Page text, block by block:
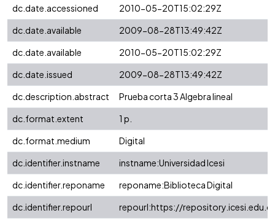
dc.date.accessioned
2010-05-20T15:02:29Z
dc.date.available
2009-08-28T13:49:42Z
dc.date.available
2010-05-20T15:02:29Z
dc.date.issued
2009-08-28T13:49:42Z
dc.description.abstract
Prueba corta 3 Algebra lineal
dc.format.extent
1 p.
dc.format.medium
Digital
dc.identifier.instname
instname:Universidad Icesi
dc.identifier.reponame
reponame:Biblioteca Digital
dc.identifier.repourl
repourl:https://